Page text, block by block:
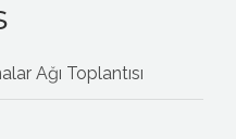
Ağı Toplantısı